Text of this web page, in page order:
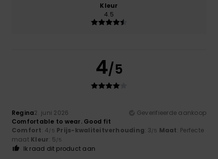
Kleur
4.5
4/5
Regina2. juni 2026
Geverifieerde aankoop
Comfortable to wear. Good fit
Comfort: 4/5 Prijs-kwaliteitverhouding: 3/5 Maat: Perfecte
maat Kleur: 5/5
Ik raad dit product aan